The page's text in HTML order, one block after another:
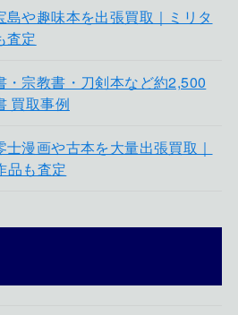
や趣味本を出張買取｜ミリタ
査定
・宗教書・刀剣本など約2,500
買取事例
漫画や古本を大量出張買取｜
品も査定